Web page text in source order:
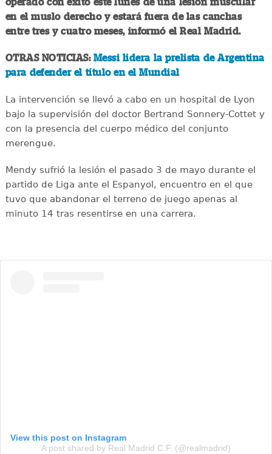
operado con éxito este lunes de una lesión muscular
en el muslo derecho y estará fuera de las canchas
entre tres y cuatro meses, informó el Real Madrid.
OTRAS NOTICIAS: Messi lidera la prelista de Argentina
para defender el título en el Mundial
La intervención se llevó a cabo en un hospital de Lyon
bajo la supervisión del doctor Bertrand Sonnery-Cottet y
con la presencia del cuerpo médico del conjunto
merengue.
Mendy sufrió la lesión el pasado 3 de mayo durante el
partido de Liga ante el Espanyol, encuentro en el que
tuvo que abandonar el terreno de juego apenas al
minuto 14 tras resentirse en una carrera.
View this post on Instagram
A post shared by Real Madrid C.F. (@realmadrid)